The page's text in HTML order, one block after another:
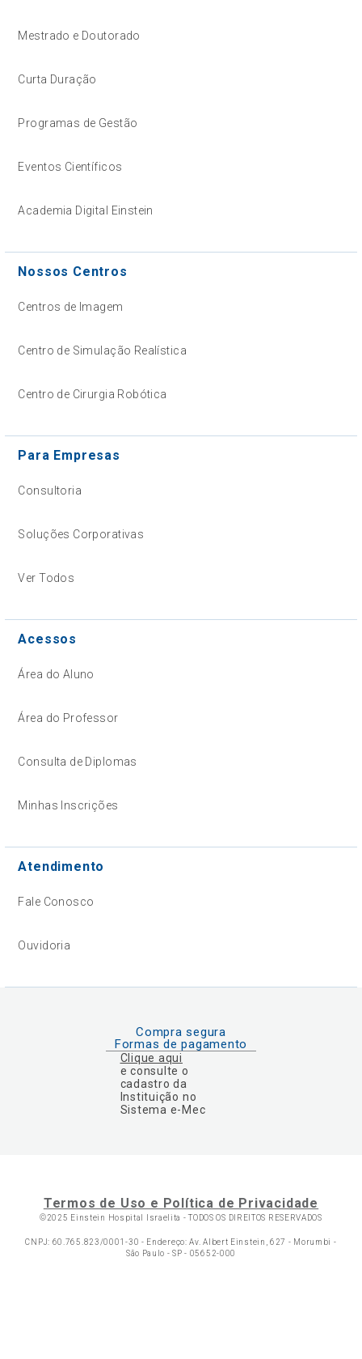
Mestrado e Doutorado
Curta Duração
Programas de Gestão
Eventos Científicos
Academia Digital Einstein
Nossos Centros
Centros de Imagem
Centro de Simulação Realística
Centro de Cirurgia Robótica
Para Empresas
Consultoria
Soluções Corporativas
Ver Todos
Acessos
Área do Aluno
Área do Professor
Consulta de Diplomas
Minhas Inscrições
Atendimento
Fale Conosco
Ouvidoria
Compra segura
Formas de pagamento
Clique aqui
e consulte o
cadastro da
Instituição no
Sistema e-Mec
Termos de Uso e Política de Privacidade
©2025 Einstein Hospital Israelita -TODOS OS DIREITOS RESERVADOS
CNPJ: 60.765.823/0001-30 - Endereço: Av. Albert Einstein, 627 - Morumbi -
São Paulo - SP - 05652-000